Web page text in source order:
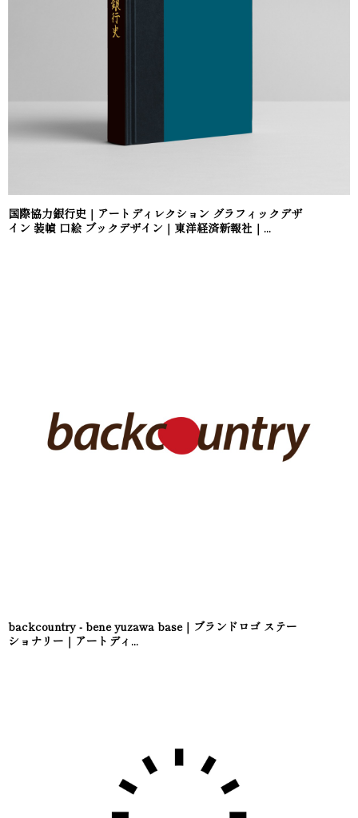
国際協力銀行史｜アートディレクション グラフィックデザ
イン 装幀 口絵 ブックデザイン｜東洋経済新報社｜...
backcountry - bene yuzawa base｜ブランドロゴ ステー
ショナリー｜アートディ...